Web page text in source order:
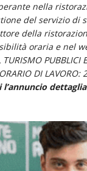
nella
del servizio di
della
oraria e nel
ORARIO DI
l’annuncio